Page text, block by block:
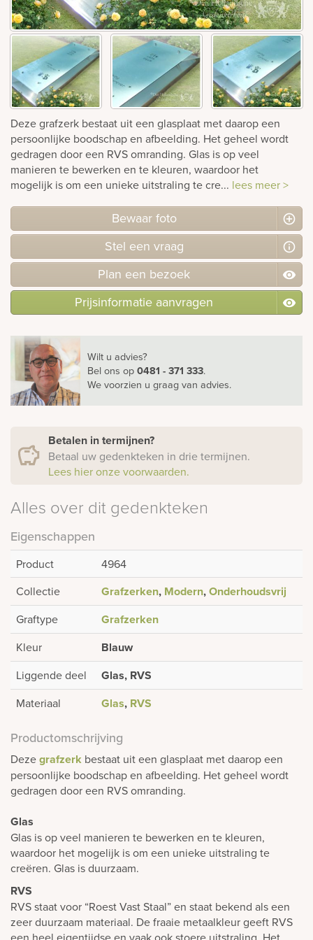
Deze grafzerk bestaat uit een glasplaat met daarop een
persoonlijke boodschap en afbeelding. Het geheel wordt
gedragen door een RVS omranding. Glas is op veel
manieren te bewerken en te kleuren, waardoor het
mogelijk is om een unieke uitstraling te cre... lees meer >
Bewaar foto
Stel een vraag
Plan een bezoek
Prijsinformatie aanvragen
Wilt u advies?
Bel ons op0481 - 371 333.
We voorzien u graag van advies.
Betalen in termijnen?
Betaal uw gedenkteken in drie termijnen.
Lees hier onze voorwaarden.
Alles over dit gedenkteken
Eigenschappen
Product
4964
Collectie
Grafzerken, Modern,Onderhoudsvrij
Graftype Grafzerken
Kleur Blauw
Liggende deel Glas, RVS
Materiaal Glas, RVS
Productomschrijving
Dezegrafzerk bestaat uit een glasplaat met daarop een
persoonlijke boodschap en afbeelding. Het geheel wordt
gedragen door een RVS omranding.
Glas
Glas is op veel manieren te bewerken en te kleuren,
waardoor het mogelijk is om een unieke uitstraling te
creëren. Glas is duurzaam.
RVS
RVS staat voor “Roest Vast Staal” en staat bekend als een
zeer duurzaam materiaal. De fraaie metaalkleur geeft RVS